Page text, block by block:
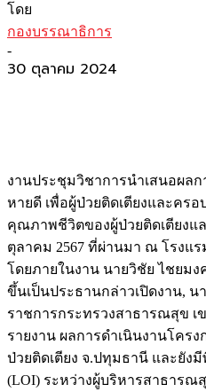
โดย
กองบรรณาธิการ
-
30 ตุลาคม 2024
งานประชุมวิชาการนำเสนอผล
หายดี เพื่อผู้ป่วยติดเตียงและคร
คุณภาพชีวิตของผู้ป่วยติดเตียงแ
ตุลาคม 2567 ที่ผ่านมา ณ โรงแ
โดยภายในงาน นายวิชัย ไชยม
ขึ้นเป็นประธานกล่าวเปิดงาน, น
ราชการกระทรวงสาธารณสุข เ
รายงาน ผลการดำเนินงานโคร
ป่วยติดเตียง จ.ปทุมธานี และยัง
(LOI) ระหว่างผู้บริหารสาธาร